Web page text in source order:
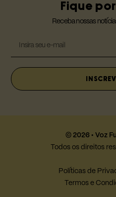
Fique
Receba nossas
© 2026 • Voz
Todos os direitos
Políticas de
Termos e